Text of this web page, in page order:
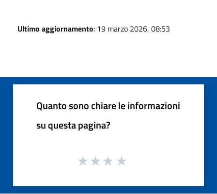
Ultimo aggiornamento: 19 marzo 2026, 08:53
Quanto sono chiare le informazioni
su questa pagina?